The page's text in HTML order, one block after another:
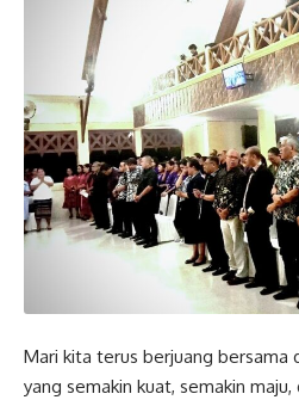
Mari kita terus berjuang bersama
yang semakin kuat, semakin